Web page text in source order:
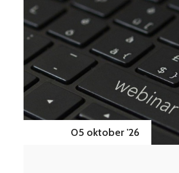
05 oktober '26